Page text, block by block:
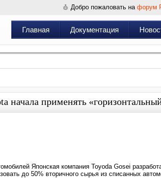
Добро пожаловать на форум
Главная Документация
начала применять
Японская компания Toyoda Gosei
до 50% вторичного сырья из списанных